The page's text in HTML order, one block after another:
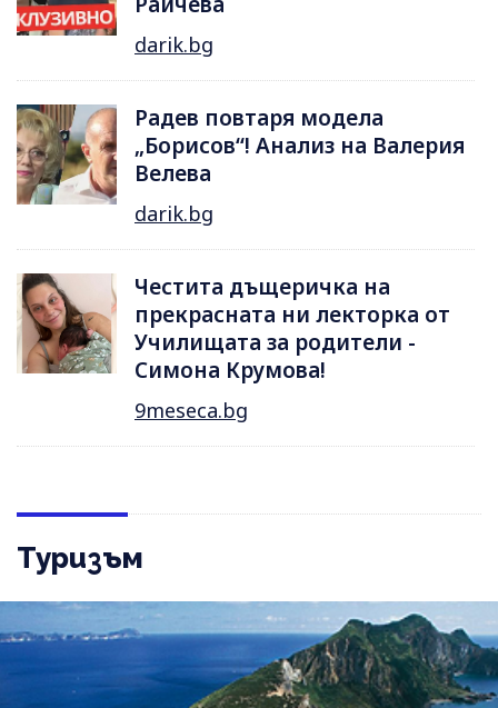
darik.bg
Радев повтаря модела
„Борисов“! Анализ на Валерия
Велева
darik.bg
Честита дъщеричка на
прекрасната ни лекторка от
Училищата за родители -
Симона Крумова!
9meseca.bg
Туризъм